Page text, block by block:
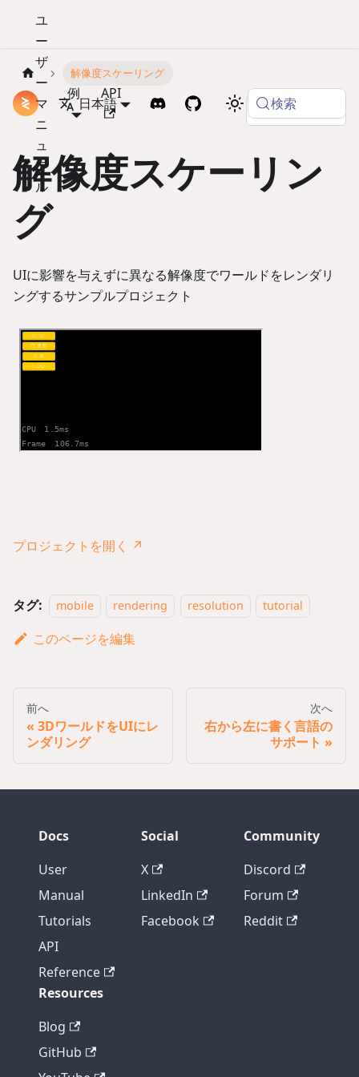
ドキュメント
ユ
ー
ザ
ー
マ
ニ
ュ
ア
ル
例 API
日本語 検索
解像度スケーリング
Copy page
解像度スケーリン
グ
UIに影響を与えずに異なる解像度でワールドをレンダリ
ングするサンプルプロジェクト
プロジェクトを開く ↗
タグ: mobile rendering resolution tutorial
このページを編集
前へ
3DワールドをUIにレ
ンダリング
次へ
右から左に書く言語の
サポート
Docs
User
Manual
Tutorials
API
Reference
Social
X
LinkedIn
Facebook
Community
Discord
Forum
Reddit
Resources
Blog
GitHub